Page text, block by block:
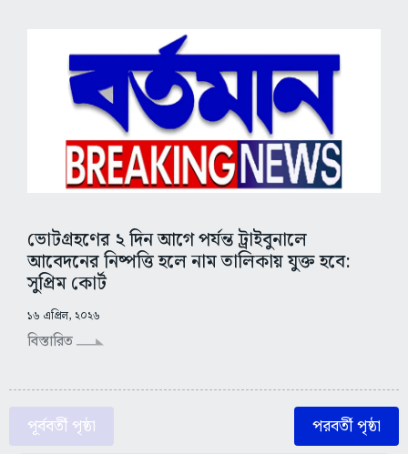
ভোটগ্রহণের ২ দিন আগে পর্যন্ত ট্রাইবুনালে
আবেদনের নিষ্পত্তি হলে নাম তালিকায় যুক্ত হবে:
সুপ্রিম কোর্ট
১৬ এপ্রিল, ২০২৬
বিস্তারিত
পূর্ববর্তী পৃষ্ঠা পরবর্তী পৃষ্ঠা